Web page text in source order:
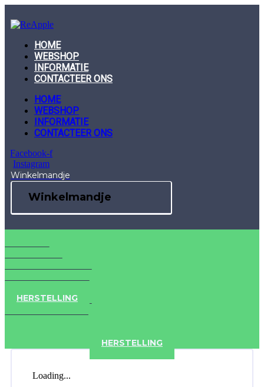
to
content
HOME
WEBSHOP
INFORMATIE
CONTACTEER ONS
HOME
WEBSHOP
INFORMATIE
CONTACTEER ONS
Facebook-f
Instagram
Winkelmandje
Winkelmandje
HERSTELLING
HERSTELLING
Loading...